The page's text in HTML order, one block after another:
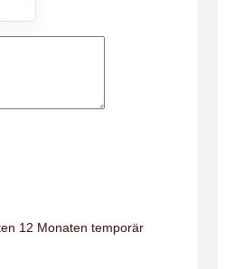
12 Monaten temporär